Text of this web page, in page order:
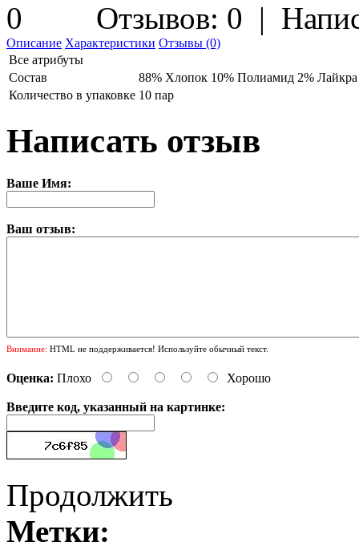
Отзывов: 0 |
Описание Характеристики Отзывы (0)
Все атрибуты
Состав
88% Хлопок 10% Полиамид 2% Лайкра
Количество в упаковке 10 пар
Написать отзыв
Ваше Имя:
Ваш отзыв:
Внимание: HTML не поддерживается! Используйте обычный текст.
Оценка: Плохо Хорошо
Введите код, указанный на картинке:
Продолжить
Метки: